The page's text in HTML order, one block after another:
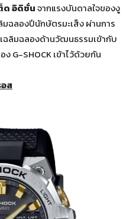
ด อิดิชั่นจากแรงบันดาลใจของงู
ฉลองปีนักษัตรมะเส็ง ผ่านการ
ฉลิมฉลองด้านวัฒนธรรมเข้ากับ
G-SHOCK เข้าไว้ด้วยกัน
อส